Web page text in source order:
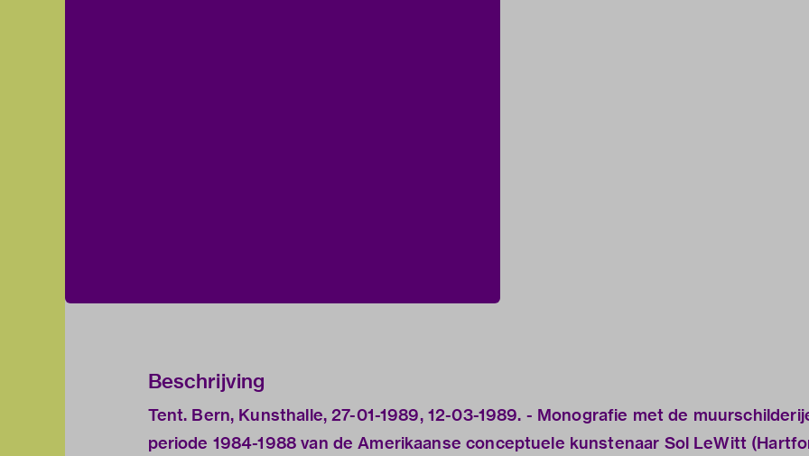
Beschrijving
Tent. Bern, Kunsthalle, 27-01-1989, 12-03-1989. - Monografie met de
periode 1984-1988 van de Amerikaanse conceptuele kunstenaar Sol LeWitt